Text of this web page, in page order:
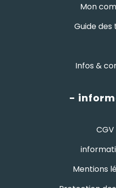
Mon
Guide des
Infos &
-
CGV
Mentions